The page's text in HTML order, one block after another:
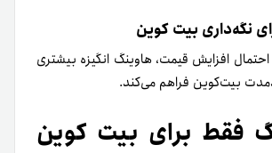
نگه‌داری بیت ‌کوین
افزایش قیمت، هاوینگ انگیزه بیشتری
بیت‌کوین فراهم می‌کند.
فقط برای بیت کوین